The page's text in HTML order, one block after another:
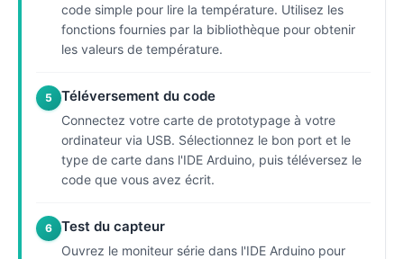
code simple pour lire la température. Utilisez les
fonctions fournies par la bibliothèque pour obtenir
les valeurs de température.
5 Téléversement du code
Connectez votre carte de prototypage à votre
ordinateur via USB. Sélectionnez le bon port et le
type de carte dans l'IDE Arduino, puis téléversez le
code que vous avez écrit.
6 Test du capteur
Ouvrez le moniteur série dans l'IDE Arduino pour